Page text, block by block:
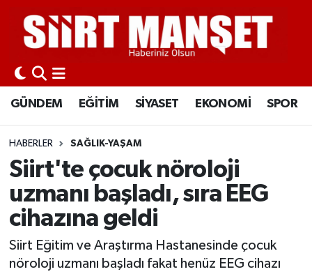
GÜNDEM EĞİTİM SİYASET EKONOMİ SPOR
HABERLER SAĞLIK-YAŞAM
Siirt'te çocuk nöroloji
uzmanı başladı, sıra EEG
cihazına geldi
Siirt Eğitim ve Araştırma Hastanesinde çocuk
nöroloji uzmanı başladı fakat henüz EEG cihazı
GÜNDEM
EĞİTİM
SİYASET
EKONOMİ
SPOR
KÜLTÜR-SANAT
Siirt Nöbetçi Eczaneler
Siirt Hava Durumu
Siirt Namaz Vakitleri
Siirt Trafik Yoğunluk Haritası
Süper Lig Puan Durumu ve Fikstür
Tüm Manşetler
Son Dakika Haberleri